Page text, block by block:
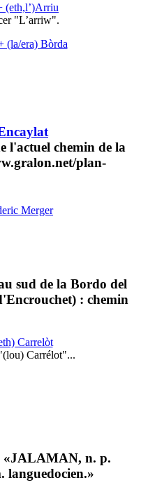
(eth,l’)Arriu
"L’arriw".
(la/era) Bòrda
l'actuel chemin de la
plan-
Merger
sud de la Bordo del
: chemin
Carrelòt
Carrélot"...
«JALAMAN, n. p.
languedocien.»